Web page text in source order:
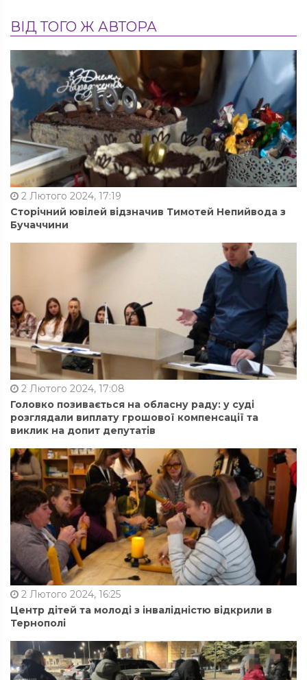
ВІД ТОГО Ж АВТОРА
2 Лютого 2024, 17:19
Сторічний ювілей відзначив Тимотей Непийвода з
Бучаччини
2 Лютого 2024, 17:08
Головко позивається на обласну раду: у суді
розглядали виплату грошової компенсації та
виклик на допит депутатів
2 Лютого 2024, 16:25
Центр дітей та молоді з інвалідністю відкрили в
Тернополі